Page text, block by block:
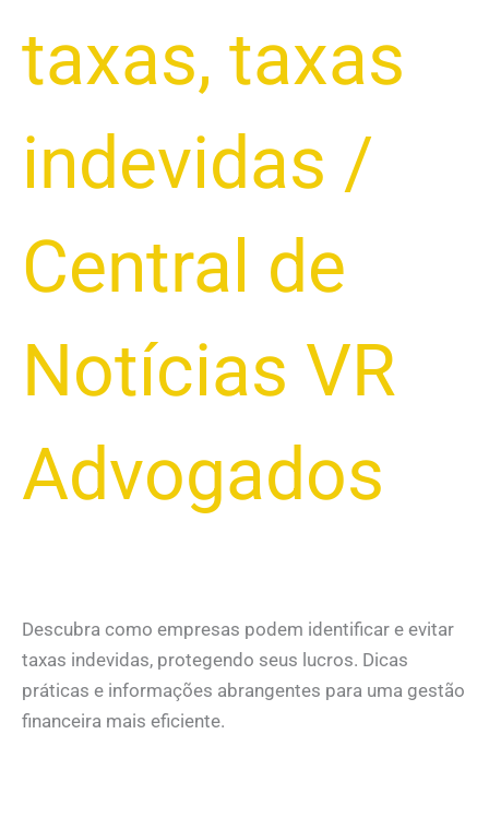
taxas, taxas
indevidas /
Central de
Notícias VR
Advogados
Descubra como empresas podem identificar e evitar
taxas indevidas, protegendo seus lucros. Dicas
práticas e informações abrangentes para uma gestão
financeira mais eficiente.